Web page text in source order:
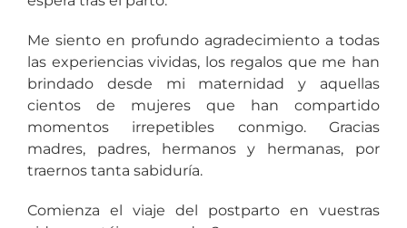
Me siento en profundo agradecimiento a todas
las experiencias vividas, los regalos que me han
brindado desde mi maternidad y aquellas
cientos de mujeres que han compartido
momentos irrepetibles conmigo. Gracias
madres, padres, hermanos y hermanas, por
traernos tanta sabiduría.
Comienza el viaje del postparto en vuestras